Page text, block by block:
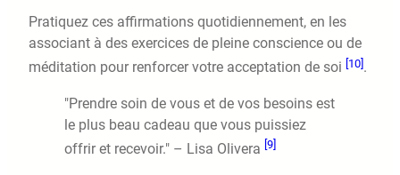
Pratiquez ces affirmations quotidiennement, en les
associant à des exercices de pleine conscience ou de
méditation pour renforcer votre acceptation de soi [10].
"Prendre soin de vous et de vos besoins est
le plus beau cadeau que vous puissiez
offrir et recevoir." – Lisa Olivera [9]